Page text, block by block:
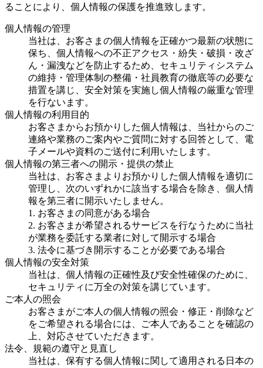
ることにより、個人情報の保護を推進致します。
個人情報の管理
当社は、お客さまの個人情報を正確かつ最新の状態に
保ち、個人情報への不正アクセス・紛失・破損・改ざ
ん・漏洩などを防止するため、セキュリティシステム
の維持・管理体制の整備・社員教育の徹底等の必要な
措置を講じ、安全対策を実施し個人情報の厳重な管理
を行ないます。
個人情報の利用目的
お客さまからお預かりした個人情報は、当社からのご
連絡や業務のご案内やご質問に対する回答として、電
子メールや資料のご送付に利用いたします。
個人情報の第三者への開示・提供の禁止
当社は、お客さまよりお預かりした個人情報を適切に
管理し、次のいずれかに該当する場合を除き、個人情
報を第三者に開示いたしません。
1. お客さまの同意がある場合
2. お客さまが希望されるサービスを行なうために当社
が業務を委託する業者に対して開示する場合
3. 法令に基づき開示することが必要である場合
個人情報の安全対策
当社は、個人情報の正確性及び安全性確保のために、
セキュリティに万全の対策を講じています。
ご本人の照会
お客さまがご本人の個人情報の照会・修正・削除など
をご希望される場合には、ご本人であることを確認の
上、対応させていただきます。
法令、規範の遵守と見直し
当社は、保有する個人情報に関して適用される日本の